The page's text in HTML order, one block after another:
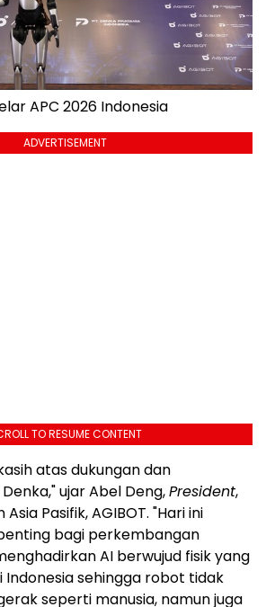
APC 2026 Indonesia
ADVERTISEMENT
TO RESUME CONTENT
atas dukungan dan
ujar Abel Deng,President,
Pasifik, AGIBOT. "Hari ini
bagi perkembangan
AI berwujud fisik yang
sehingga robot tidak
seperti manusia, namun juga